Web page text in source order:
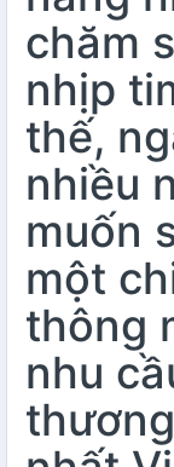
chăm
nhịp
thế,
nhiều
muốn
một
thông
nhu